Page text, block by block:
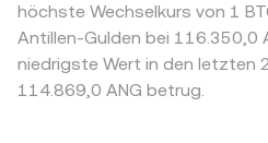
höchste Wechselkurs von 1
Antillen-Gulden bei 116.350,0
niedrigste Wert in den letzten
114.869,0 ANG betrug.